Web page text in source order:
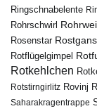
Ringschnabelente
Rohrschwirl
Rosenstar Rostgans
Rotflügelgimpel
Rotkehlchen
Rotstirngirlitz Rovinj
Saharakragentrappe